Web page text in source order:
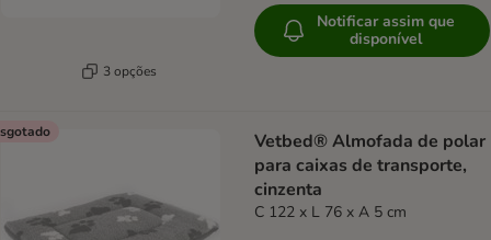
3 opções
Notificar assim que
disponível
Vetbed® Almofada de polar
para caixas de transporte,
cinzenta
C 122 x L 76 x A 5 cm